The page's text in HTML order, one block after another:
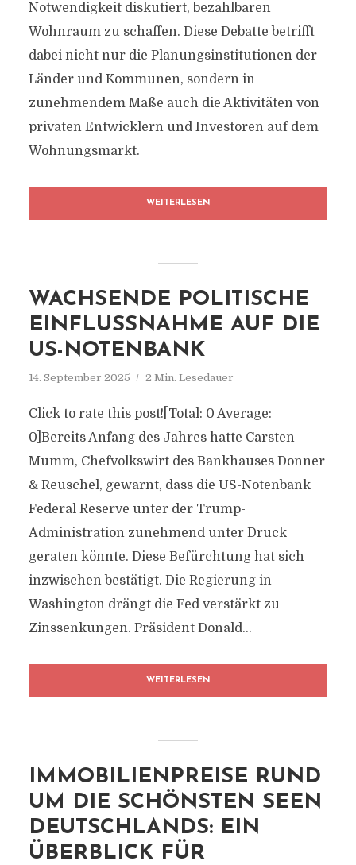
Notwendigkeit diskutiert, bezahlbaren
Wohnraum zu schaffen. Diese Debatte betrifft
dabei nicht nur die Planungsinstitutionen der
Länder und Kommunen, sondern in
zunehmendem Maße auch die Aktivitäten von
privaten Entwicklern und Investoren auf dem
Wohnungsmarkt.
WEITERLESEN
WACHSENDE POLITISCHE
EINFLUSSNAHME AUF DIE
US-NOTENBANK
14. September 2025 2 Min. Lesedauer
Click to rate this post![Total: 0 Average:
0]Bereits Anfang des Jahres hatte Carsten
Mumm, Chefvolkswirt des Bankhauses Donner
& Reuschel, gewarnt, dass die US-Notenbank
Federal Reserve unter der Trump-
Administration zunehmend unter Druck
geraten könnte. Diese Befürchtung hat sich
inzwischen bestätigt. Die Regierung in
Washington drängt die Fed verstärkt zu
Zinssenkungen. Präsident Donald...
WEITERLESEN
IMMOBILIENPREISE RUND
UM DIE SCHÖNSTEN SEEN
DEUTSCHLANDS: EIN
ÜBERBLICK FÜR